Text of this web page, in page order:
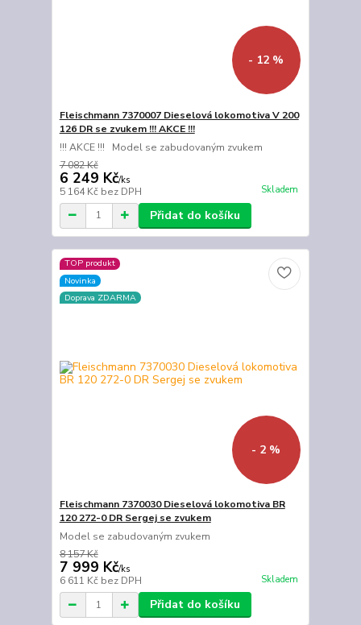
- 12 %
Fleischmann 7370007 Dieselová lokomotiva V 200
126 DR se zvukem !!! AKCE !!!
!!! AKCE !!! Model se zabudovaným zvukem
7 082 Kč
6 249 Kč/ks
5 164 Kč bez DPH Skladem
Přidat do košíku
TOP produkt
Novinka
Doprava ZDARMA
- 2 %
Fleischmann 7370030 Dieselová lokomotiva BR
120 272-0 DR Sergej se zvukem
Model se zabudovaným zvukem
8 157 Kč
7 999 Kč/ks
6 611 Kč bez DPH Skladem
Přidat do košíku